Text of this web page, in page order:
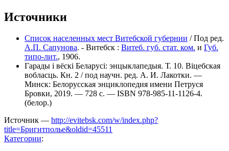
Источники
Список населенных мест Витебской губернии / Под ред.
А.П. Сапунова. - Витебск : Витеб. губ. стат. ком. и Губ.
типо-лит., 1906.
Гарады і вёскі Беларусі: энцыклапедыя. Т. 10. Віцебская
вобласць. Кн. 2 / под научн. ред. А. И. Лакотки. —
Минск: Белорусская энциклопедия имени Петруся
Бровки, 2019. — 728 с. — ISBN 978-985-11-1126-4.
(белор.)
Источник — http://evitebsk.com/w/index.php?
title=Бригитполье&oldid=45511
Категории: